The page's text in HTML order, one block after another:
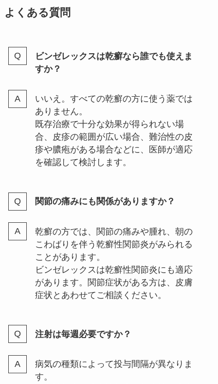
よくある質問
ビンゼレックスは乾癬なら誰でも使えま
すか？
いいえ。すべての乾癬の方に使う薬では
ありません。
既存治療で十分な効果が得られない場
合、皮疹の範囲が広い場合、難治性の皮
疹や膿疱がある場合などに、医師が適応
を確認して検討します。
関節の痛みにも関係がありますか？
乾癬の方では、関節の痛みや腫れ、朝の
こわばりを伴う乾癬性関節炎がみられる
ことがあります。
ビンゼレックスは乾癬性関節炎にも適応
があります。関節症状がある方は、皮膚
症状とあわせてご相談ください。
注射は毎週必要ですか？
病気の種類によって投与間隔が異なりま
す。